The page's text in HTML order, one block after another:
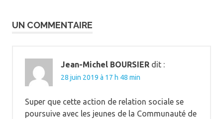
UN COMMENTAIRE
Jean-Michel BOURSIER dit :
28 juin 2019 à 17 h 48 min
Super que cette action de relation sociale se
poursuive avec les jeunes de la Communauté de